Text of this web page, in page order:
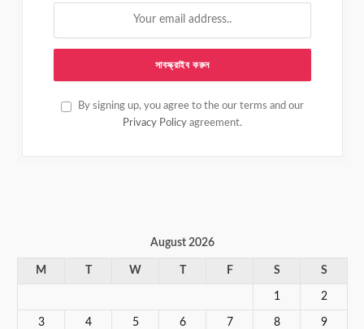
By signing up, you agree to the our terms and our
Privacy Policy agreement.
August 2026
M W F S S
1 2
3 4 5 6 7 8 9